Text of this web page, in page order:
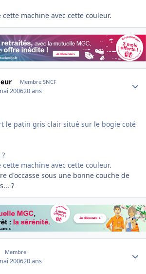
machine avec cette couleur.
Membre SNCF
200620 ans
le patin gris clair situé sur le bogie coté
machine avec cette couleur.
d'occasse sous une bonne couche de
?
Membre
200620 ans